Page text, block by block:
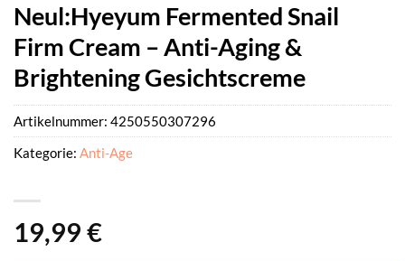
Neul:Hyeyum Fermented Snail
Firm Cream – Anti-Aging &
Brightening Gesichtscreme
19,99 €
Artikelnummer: 4250550307296
Kategorie: Anti-Age